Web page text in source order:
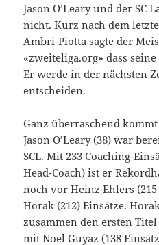
Jason O’Leary und der SC
nicht. Kurz nach dem
Ambri-Piotta sagte der
«zweiteliga.org» dass
Er werde in der nächsten
entscheiden.
Ganz überraschend
Jason O’Leary (38) war
SCL. Mit 233 Coaching-
Head-Coach) ist er
noch vor Heinz Ehlers
Horak (212) Einsätze.
zusammen den ersten
mit Noel Guyaz (138